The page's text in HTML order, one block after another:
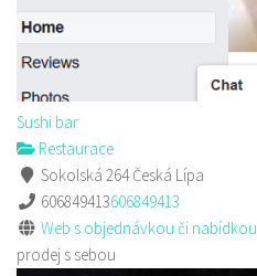
Sushi bar
Restaurace
Sokolská 264 Česká Lípa
606849413606849413
Web s objednávkou či nabídkou
prodej s sebou